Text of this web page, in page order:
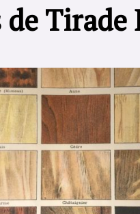
de Tirade